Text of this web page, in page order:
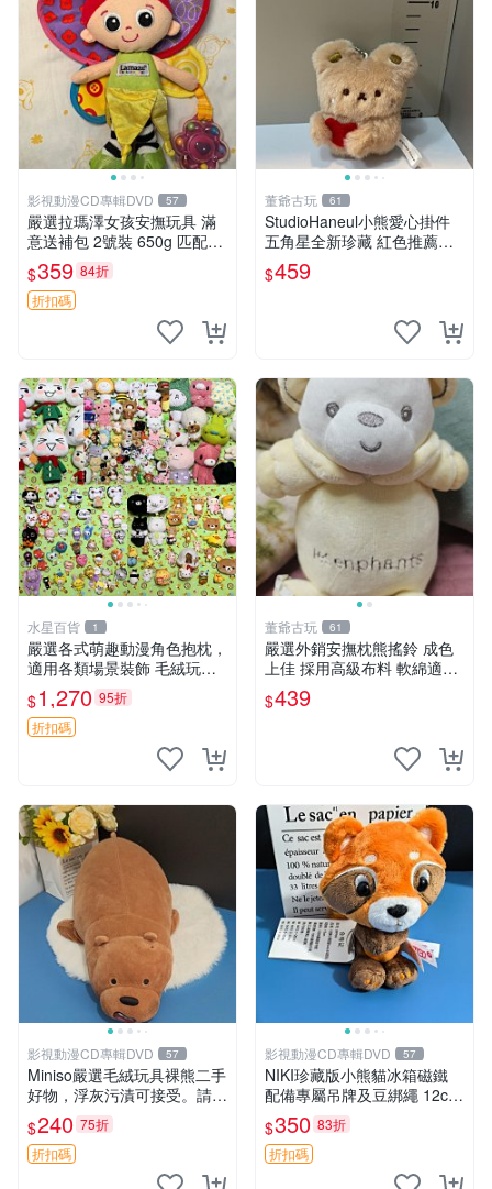
影視動漫CD專輯DVD 57
嚴選拉瑪澤女孩安撫玩具 滿
意送補包 2號裝 650g 匹配嬰
幼童舒壓好伴侶 女孩專用 安
心選擇 安撫玩偶 衝包 玩具
$359 84折
折扣碼
董爺古玩 61
StudioHaneul小熊愛心掛件
五角星全新珍藏 紅色推薦收
藏 玩具掛飾 掛件 新品
$459
水星百貨 1
嚴選各式萌趣動漫角色抱枕，
適用各類場景裝飾 毛絨玩
具、卡通抱枕、趣味玩偶
$1,270 95折
折扣碼
董爺古玩 61
嚴選外銷安撫枕熊搖鈴 成色
上佳 採用高級布料 軟綿適合
收藏 安心選購 安撫枕 熊玩具
搖鈴
$439
影視動漫CD專輯DVD 57
Miniso嚴選毛絨玩具裸熊二手
好物，浮灰污漬可接受。請詳
閱照片再下單，售出不退不
換。全新品相收藏推薦。 裸
熊 毛絨玩具 收藏
$240 75折
折扣碼
影視動漫CD專輯DVD 57
NIKI珍藏版小熊貓冰箱磁鐵
配備專屬吊牌及豆綁繩 12cm
廢品嚴選 好評推薦 小熊貓冰
箱貼 磁鐵掛件 冰箱飾品
$350 83折
折扣碼